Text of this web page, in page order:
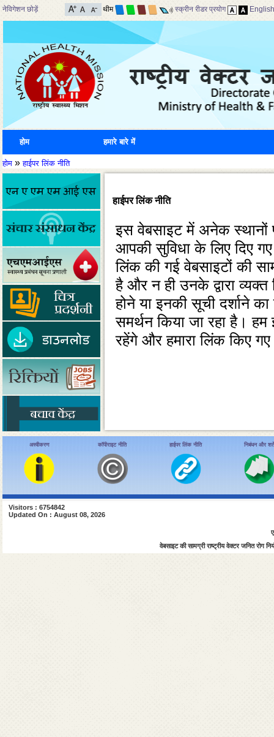
नेविगेशन छोड़ें थीम स्क्रीन रीडर प्रयोग English
होम हमारे बारे में
होम »हाईपर लिंक नीति
हाईपर लिंक नीति
इस वेबसाइट में अनेक स्‍थानों
आपकी सुविधा के लिए दिए
लिंक की गई वेबसाइटों की
है और न ही उनके द्वारा
होने या इनकी सूची दर्शाने
समर्थन किया जा रहा है।
रहेंगे और हमारा लिंक किए
अस्वीकरण कॉपीराइट नीति हाईपर लिंक नीति निबंधन और शर्तें
Visitors : 6754842
Updated On : August 08, 2026
वेबसाइट की सामग्री राष्ट्रीय वेक्टर जनित रोग